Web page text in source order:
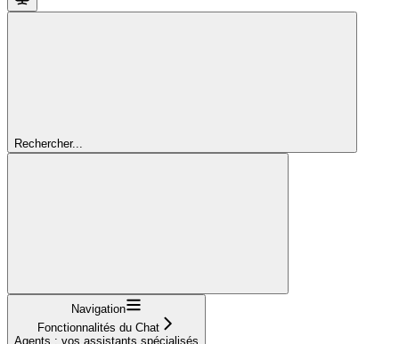
Rechercher...
Navigation
Fonctionnalités du Chat
Agents : vos assistants spécialisés